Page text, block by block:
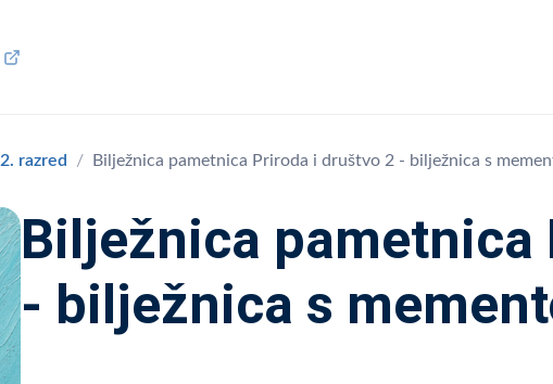
2. razred Bilježnica pametnica Priroda i društvo 2 - bilježnica s
Bilježnica
- bilježnica s